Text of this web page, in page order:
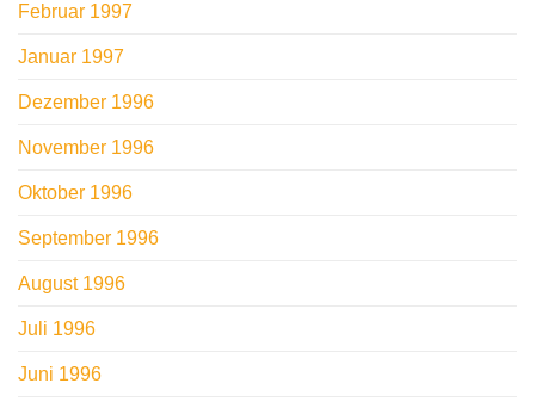
Februar 1997
Januar 1997
Dezember 1996
November 1996
Oktober 1996
September 1996
August 1996
Juli 1996
Juni 1996